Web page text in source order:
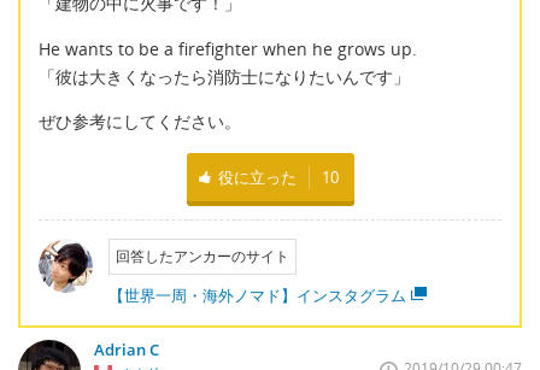
He wants to be a firefighter when he grows up.
「彼は大きくなったら消防士になりたいんです」
ぜひ参考にしてください。
役に立った 10
回答したアンカーのサイト
【世界一周・海外ノマド】インスタグラム
Adrian C